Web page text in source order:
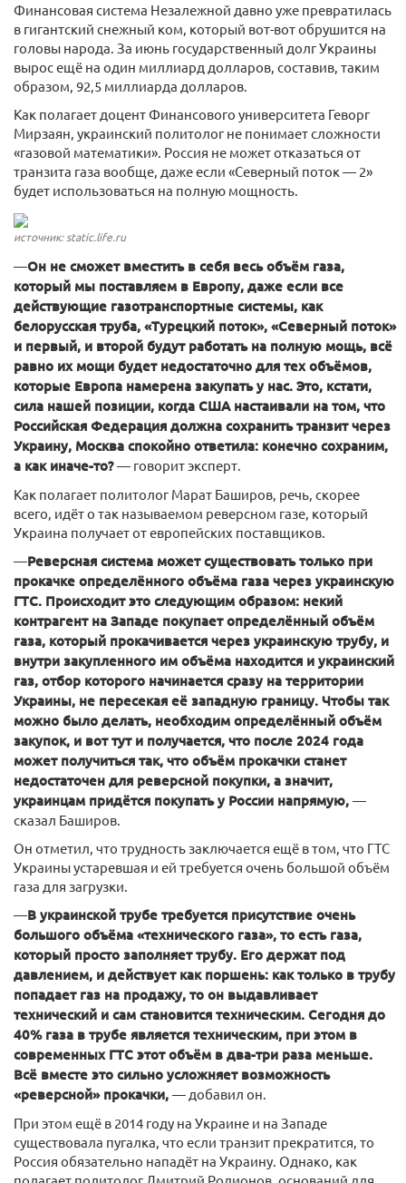
Финансовая система Незалежной давно уже превратилась
в гигантский снежный ком, который вот-вот обрушится на
головы народа. За июнь государственный долг Украины
вырос ещё на один миллиард долларов, составив, таким
образом, 92,5 миллиарда долларов.
Как полагает доцент Финансового университета Геворг
Мирзаян, украинский политолог не понимает сложности
«газовой математики». Россия не может отказаться от
транзита газа вообще, даже если «Северный поток — 2»
будет использоваться на полную мощность.
источник: static.life.ru
—Он не сможет вместить в себя весь объём газа,
который мы поставляем в Европу, даже если все
действующие газотранспортные системы, как
белорусская труба, «Турецкий поток», «Северный поток»
и первый, и второй будут работать на полную мощь, всё
равно их мощи будет недостаточно для тех объёмов,
которые Европа намерена закупать у нас. Это, кстати,
сила нашей позиции, когда США настаивали на том, что
Российская Федерация должна сохранить транзит через
Украину, Москва спокойно ответила: конечно сохраним,
а как иначе-то?— говорит эксперт.
Как полагает политолог Марат Баширов, речь, скорее
всего, идёт о так называемом реверсном газе, который
Украина получает от европейских поставщиков.
—Реверсная система может существовать только при
прокачке определённого объёма газа через украинскую
ГТС. Происходит это следующим образом: некий
контрагент на Западе покупает определённый объём
газа, который прокачивается через украинскую трубу, и
внутри закупленного им объёма находится и украинский
газ, отбор которого начинается сразу на территории
Украины, не пересекая её западную границу. Чтобы так
можно было делать, необходим определённый объём
закупок, и вот тут и получается, что после 2024 года
может получиться так, что объём прокачки станет
недостаточен для реверсной покупки, а значит,
украинцам придётся покупать у России напрямую, —
сказал Баширов.
Он отметил, что трудность заключается ещё в том, что ГТС
Украины устаревшая и ей требуется очень большой объём
газа для загрузки.
—В украинской трубе требуется присутствие очень
большого объёма «технического газа», то есть газа,
который просто заполняет трубу. Его держат под
давлением, и действует как поршень: как только в трубу
попадает газ на продажу, то он выдавливает
технический и сам становится техническим. Сегодня до
40% газа в трубе является техническим, при этом в
современных ГТС этот объём в два-три раза меньше.
Всё вместе это сильно усложняет возможность
«реверсной» прокачки, — добавил он.
При этом ещё в 2014 году на Украине и на Западе
существовала пугалка, что если транзит прекратится, то
Россия обязательно нападёт на Украину. Однако, как